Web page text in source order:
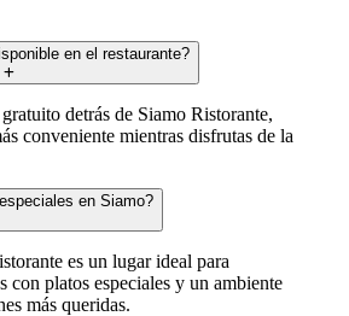
en el restaurante?
detrás de Siamo Ristorante,
conveniente mientras disfrutas de la
en Siamo?
es un lugar ideal para
con platos especiales y un ambiente
más queridas.